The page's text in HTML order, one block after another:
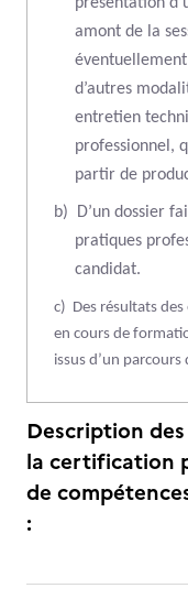
amont de la
d’autres
entretien
professionnel,
partir de
b)
D’un dossier
pratiques
candidat.
c) Des résultats
en cours de
issus d’un
Description
la certification
de
: